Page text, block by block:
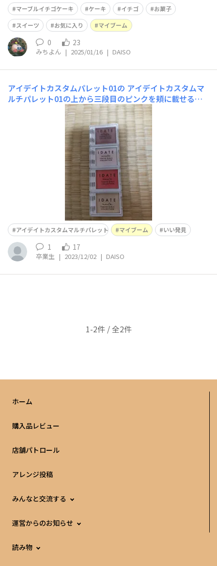
マーブルイチゴケーキ ケーキ イチゴ
お菓子
スイーツ
お気に入り マイブーム
0 23
みちよん | 2025/01/16 | DAISO
アイデイトカスタムパレット01の アイデイトカスタムマ
ルチパレット01の上から三段目のピンクを頬に載せるの
がマイブーム！今まで、おとなしめの色を頬にのせてまし
たがこれくらい派手な色のせても平気なんだと、これはい
い発見でした注意☆商品の用途は、アイシャドウ、ハイラ
イトとして使用するものだそうです。
アイデイトカスタムマルチパレット マイブーム いい発見
1 17
卒業生 | 2023/12/02 | DAISO
1-2件 / 全2件
ホーム
購入品レビュー
店舗パトロール
アレンジ投稿
みんなと交流する
運営からのお知らせ
読み物